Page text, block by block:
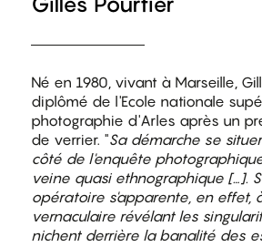
Né en 1980, vivant à Marseille,
diplômé de l'Ecole nationale
photographie d'Arles après un
de verrier. "Sa démarche se
côté de l'enquête
veine quasi ethnographique […].
opératoire s'apparente, en effet,
vernaculaire révélant les
nichent derrière la banalité des